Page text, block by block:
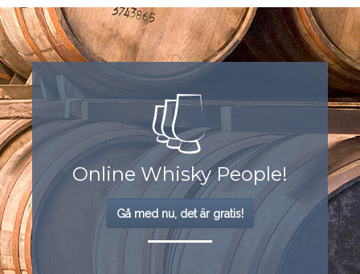
Online Whisky People!
Gå med nu, det är gratis!